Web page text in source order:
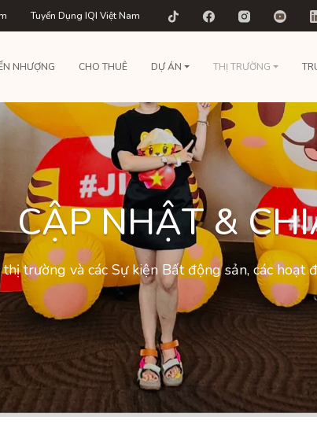
Tuyển Dụng IQI Việt Nam
NHƯỢNG CHO THUÊ DỰ ÁN THỊ TRƯỜNG
CẬP NHẬT &
trường và các Sự kiện Bất động sản, các hoạt